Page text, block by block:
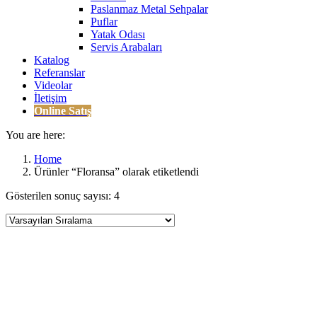
Paslanmaz Metal Sehpalar
Puflar
Yatak Odası
Servis Arabaları
Katalog
Referanslar
Videolar
İletişim
Online Satış
You are here:
Home
Ürünler “Floransa” olarak etiketlendi
Gösterilen sonuç sayısı: 4